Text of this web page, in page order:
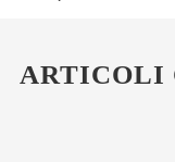
ARTICOLI